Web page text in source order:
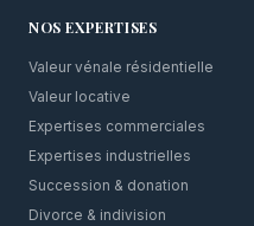
NOS EXPERTISES
Valeur vénale résidentielle
Valeur locative
Expertises commerciales
Expertises industrielles
Succession & donation
Divorce & indivision